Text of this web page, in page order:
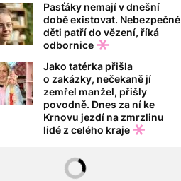
Pasťáky nemají v dnešní
době existovat. Nebezpečné
děti patří do vězení, říká
odbornice
Jako tatérka přišla
o zakázky, nečekaně jí
zemřel manžel, přišly
povodně. Dnes za ní ke
Krnovu jezdí na zmrzlinu
lidé z celého kraje